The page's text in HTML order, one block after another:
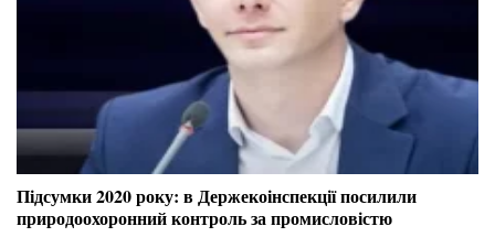
Підсумки 2020 року: в Держекоінспекції посилили
природоохоронний контроль за промисловістю